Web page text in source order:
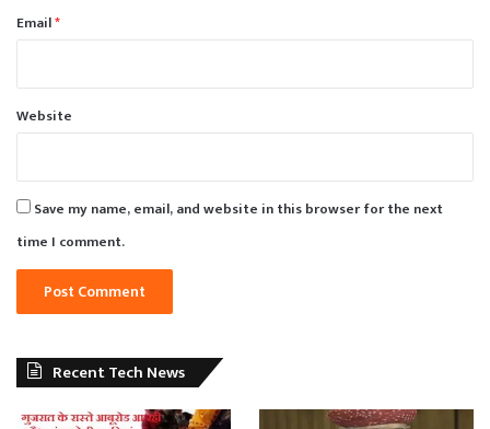
Email*
Website
Save my name, email, and website in this browser for the next
time I comment.
Recent Tech News